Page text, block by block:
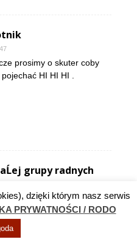
prosimy o skuter coby
HI HI HI .
grupy radnych
nie mając wiedzy w
zależy na szukaniu
poniżyć i przedstawić w
wasza dewiza.
dzięki którym nasz serwis
PRYWATNOŚCI / RODO